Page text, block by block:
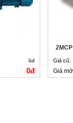
0đ
0đ
2MCP
Giá cũ:
Giá